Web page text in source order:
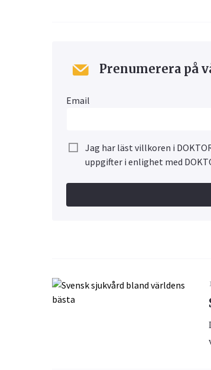
Prenumerera på
Email
Jag har läst villkoren i
uppgifter i enlighet med